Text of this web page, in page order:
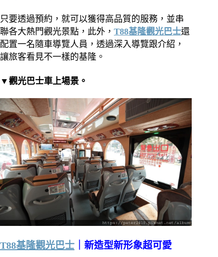
只要透過預約，就可以獲得高品質的服務，並串
聯各大熱門觀光景點，此外， T88基隆觀光巴士還
配置一名隨車導覽人員，透過深入導覽跟介紹，
讓旅客看見不一樣的基隆。
▼觀光巴士車上場景。
T88基隆觀光巴士 ｜新造型新形象超可愛